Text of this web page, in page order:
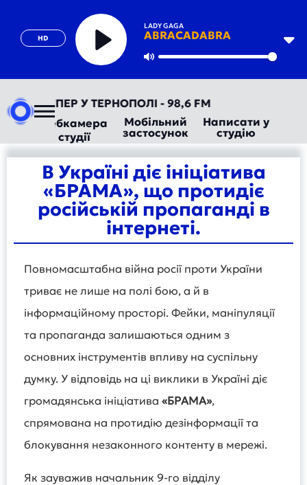
HD
LADY GAGA
ABRACADABRA
Play
ТЕПЕР У ТЕРНОПОЛІ - 98,6 FM
Вебкамера
студії
Мобільний
застосунок
Написати у
студію
В Україні діє ініціатива
«БРАМА», що протидіє
російській пропаганді в
інтернеті.
Повномасштабна війна росії проти України
триває не лише на полі бою, а й в
інформаційному просторі. Фейки, маніпуляції
та пропаганда залишаються одним з
основних інструментів впливу на суспільну
думку. У відповідь на ці виклики в Україні діє
громадянська ініціатива «БРАМА»,
спрямована на протидію дезінформації та
блокування незаконного контенту в мережі.
Як зауважив начальник 9-го відділу